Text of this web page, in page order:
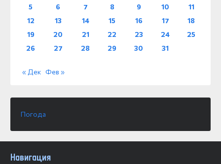
5
6 7 8 9 10
11
12
13 14 15 16 17
18
19
20 21 22 23 24
25
26
27 28 29 30 31
« Дек Фев »
Погода
Навигация